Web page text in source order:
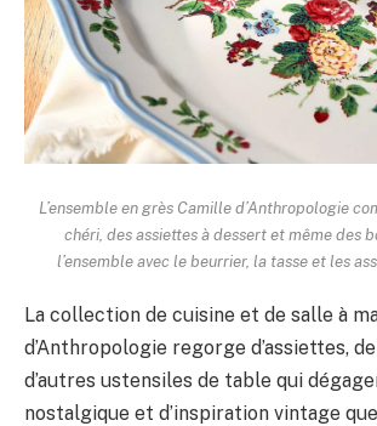
L’ensemble en grès Camille d’Anthropologie
chéri, des assiettes à dessert et même des
l’ensemble avec le beurrier, la tasse et les
La collection de cuisine et de salle à
d’Anthropologie regorge d’assiettes,
d’autres ustensiles de table qui
nostalgique et d’inspiration vintage